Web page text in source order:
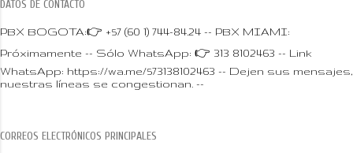
DATOS DE CONTACTO
PBX BOGOTA:👉 +57 (60 1) 744-84.24 -- PBX MIAMI:
Próximamente -- Sólo WhatsApp: 👉 313 8102463 -- Link
WhatsApp: https://wa.me/573138102463 -- Dejen sus mensajes,
nuestras líneas se congestionan. --
CORREOS ELECTRÓNICOS PRINCIPALES